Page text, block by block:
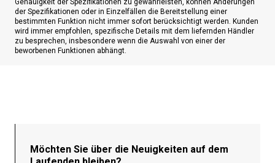
der Spezifikationen oder in Einzelfällen die Bereitstellung einer
bestimmten Funktion nicht immer sofort berücksichtigt werden. Kunden
wird immer empfohlen, spezifische Details mit dem liefernden Händler
zu besprechen, insbesondere wenn die Auswahl von einer der
beworbenen Funktionen abhängt.
Möchten Sie über die Neuigkeiten auf dem